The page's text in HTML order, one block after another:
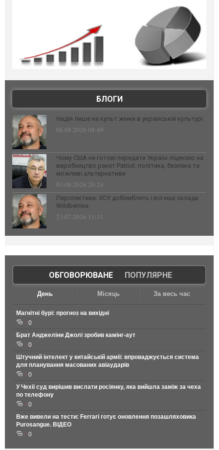
БЛОГИ
Надія лише на культ жінки в українській культурі
06.08.2026 08:49
Чому США не готові передати Україні ліцензію на
виробництво ракет Patriot: політика, безпека та
можливі альтернативи
03.08.2026 20:24
Перспектива: ЗСУ добомблять і всі інші склади
Wildberries
23.07.2026 11:31
ОБГОВОРЮВАНЕ| ПОПУЛЯРНЕ
День Місяць За весь час
Магнітні бурі: прогноз на вихідні
0
Брат Анджеліни Джолі зробив камінг-аут
0
Штучний інтелект у китайській армії: впроваджується система
для планування масованих авіаударів
0
У Чехії суд вирішив вислати росіянку, яка вийшла заміж за чеха
по телефону
0
Вже вивели на тести: Ferrari готує оновлення позашляховика
Purosangue. ВІДЕО
0